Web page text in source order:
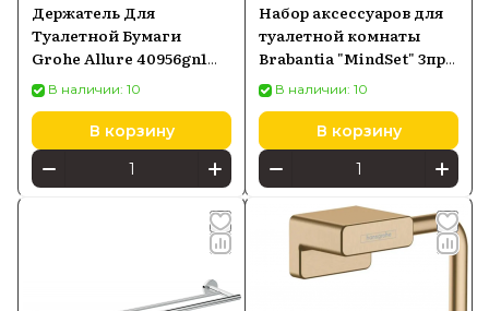
Держатель Для
Туалетной Бумаги
Grohe Allure 40956gn1
13999В наличии: 10
В корзину
Набор аксессуаров для
туалетной комнаты
Brabantia "MindSet" 3пр
белый 303708
В наличии: 10
В корзину